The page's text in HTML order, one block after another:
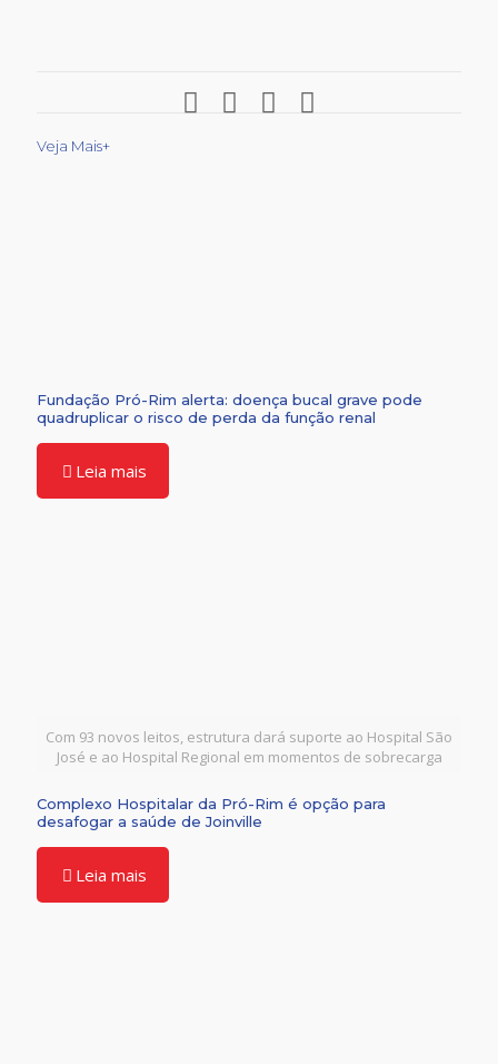
Veja Mais+
Fundação Pró-Rim alerta: doença bucal grave pode
quadruplicar o risco de perda da função renal
Leia mais
Com 93 novos leitos, estrutura dará suporte ao Hospital São
José e ao Hospital Regional em momentos de sobrecarga
Complexo Hospitalar da Pró-Rim é opção para
desafogar a saúde de Joinville
Leia mais